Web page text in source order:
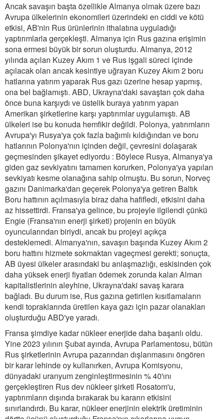
Ancak savaşın başta özellikle Almanya olmak üzere bazı
Avrupa ülkelerinin ekonomileri üzerindeki en ciddi ve kötü
etkisi, AB'nin Rus ürünlerinin ithalatına uyguladığı
yaptırımlarla gerçekleşti. Almanya için Rus gazına erişimin
sona ermesi büyük bir sorun oluşturdu. Almanya, 2012
yılında açılan Kuzey Akım 1 ve Rus işgali süreci içinde
açılacak olan ancak kesintiye uğrayan Kuzey Akım 2 boru
hatlarına yatırım yaparak Rus gazı üzerine hesap yapmış,
ona bel bağlamıştı. ABD, Ukrayna'daki savaştan çok daha
önce buna karşıydı ve üstelik buraya yatırım yapan
Amerikan şirketlerine karşı yaptırımlar uygulamıştı. AB
ülkeleri ise bu konuda hemfikir değildi. Polonya, yatırımların
Avrupa'yı Rusya'ya çok fazla bağımlı kıldığından ve boru
hatlarının Polonya'nın içinden değil, çevresini dolaşarak
geçmesinden şikayet ediyordu : Böylece Rusya, Almanya'ya
giden gaz sevkiyatını tamamen korurken, Polonya'ya yapılan
sevkiyatı kesme olanağına sahip olmuştu. Bu sorun, Norveç
gazını Danimarka'dan geçerek Polonya'ya getiren Baltık
Boru hattının açılmasıyla biraz daha hafifledi, etkisini daha
az hissettirdi. Fransa'ya gelince, bu projeyle ilgilendi çünkü
Engie (Fransa'nın enerji şirketi) projenin en büyük
oyuncularından biriydi, ancak bu projeyi açıkça
desteklemedi. Almanya'nın, savaşın başında Kuzey Akım 2
boru hattını hizmete sokmaktan vageçmesi gerekti; sonuçta,
AB üyesi ülkeler arasındaki bu anlaşmazlığı, eskisinden çok
daha yüksek enerji fiyatları ödemek zorunda kalan Alman
kapitalistlerinin aleyhine, Ukrayna'daki savaş karara
bağladı. Bu durum ise, Rus gazına getirilen kısıtlamaların
kendi topraklarında üretilen kaya gazı için pazar olanakları
oluşturduğu ABD'ye yaradı.
Fransa şimdiye kadar nükleer enerjide daha başarılı oldu.
Yine 2023 yılının Şubat ayında, Avrupa Parlamentosu, bütün
Rus şirketlerinin Avrupa pazarından dışlanmasını öngören
bir karar lehinde oy kullanırken, Avrupa Komisyonu,
dünyadaki uranyum zenginleştirmesinin % 40'ını
gerçekleştiren Rus dev nükleer şirketi Rosatom'u,
yaptırımların dışında bırakarak bu kararın etkisini
sınırlandırdı. Bu karar, nükleer enerjinin elektrik üretiminin